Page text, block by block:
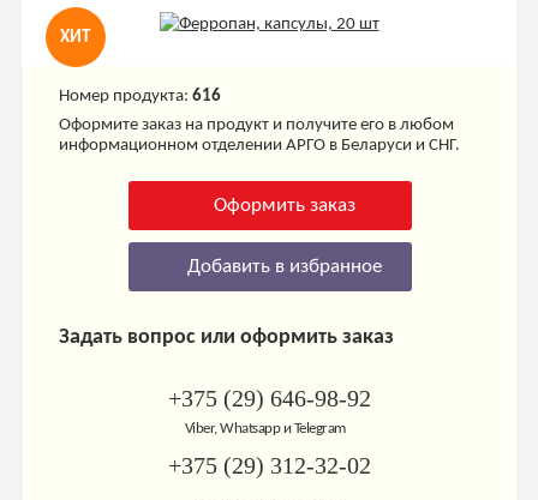
ХИТ
Номер продукта: 616
Оформите заказ на продукт и получите его в любом
информационном отделении АРГО в Беларуси и СНГ.
Оформить заказ
Добавить в избранное
Задать вопрос или оформить заказ
+375 (29) 646-98-92
Viber, Whatsapp и Telegram
+375 (29) 312-32-02